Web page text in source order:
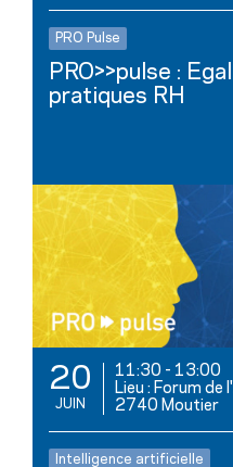
PRO Pulse
PRO>>pulse :
pratiques RH
20
JUIN
11:30 - 13:00
Lieu : Forum de
2740 Moutier
Intelligence artificielle